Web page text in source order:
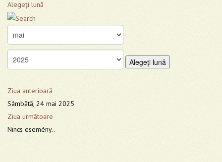
Alegeţi lună
Alegeţi lună
Ziua anterioară
Sâmbătă, 24 mai 2025
Ziua următoare
Nincs esemény..